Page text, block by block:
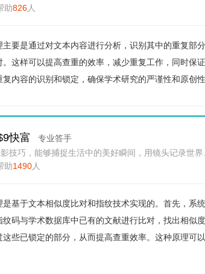
助826人
要是通过对文本内容进行分析，识别其中的重复部
这样可以提高查重的效率，减少重复工作，同时保
内容的识别和锁定，确保学术研究的严谨性和原创性
快富
专业答手
技巧，能够捕捉生活中的美好瞬间，用镜头记录世界
助1490人
基于文本相似度比对和指纹技术实现的。首先，系
码与学术数据库中已有的文献进行比对，找出相似
些已锁定的部分，从而提高查重效率。这种原理可